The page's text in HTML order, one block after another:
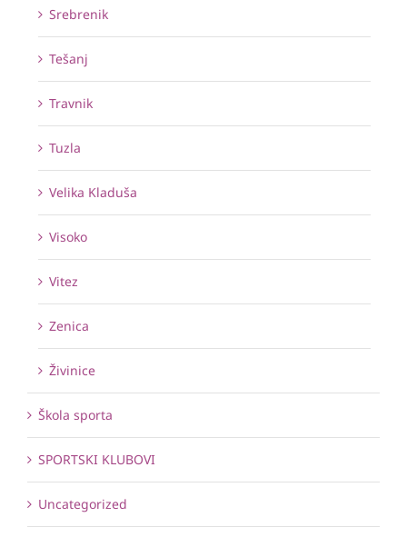
Srebrenik
Tešanj
Travnik
Tuzla
Velika Kladuša
Visoko
Vitez
Zenica
Živinice
Škola sporta
SPORTSKI KLUBOVI
Uncategorized